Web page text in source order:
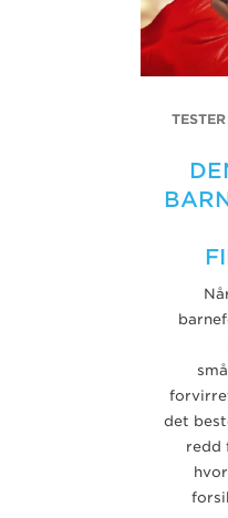
det
redd